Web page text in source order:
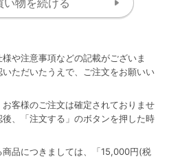
や注意事項などの記載がございま
ただいたうえで、ご注文をお願いい
客様のご注文は確定されておりませ
、「注文する」のボタンを押した時
品につきましては、「15,000円(税